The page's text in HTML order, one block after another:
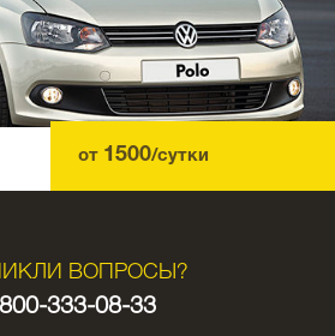
от 1500/сутки
ВОПРОСЫ?
333-08-33